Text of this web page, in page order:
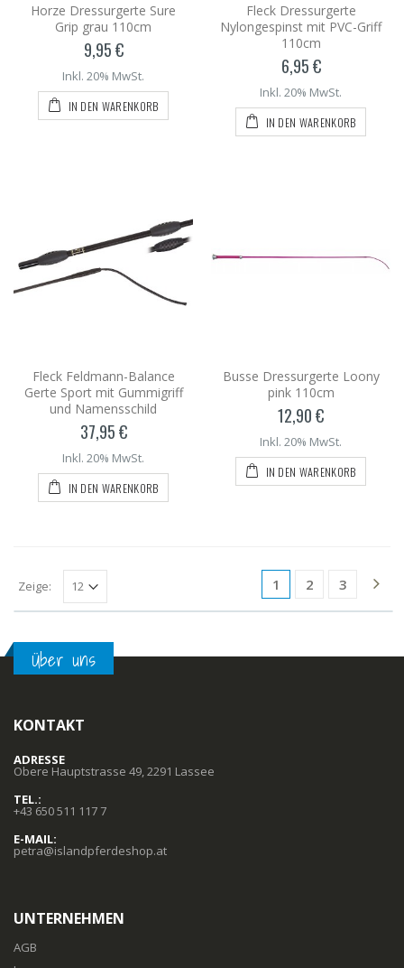
Horze Dressurgerte Sure
Grip grau 110cm
9,95 €
Inkl. 20% MwSt.
IN DEN WARENKORB
Fleck Dressurgerte
Nylongespinst mit PVC-Griff
110cm
6,95 €
Inkl. 20% MwSt.
IN DEN WARENKORB
Fleck Feldmann-Balance
Gerte Sport mit Gummigriff
und Namensschild
37,95 €
Inkl. 20% MwSt.
IN DEN WARENKORB
Busse Dressurgerte Loony
pink 110cm
12,90 €
Inkl. 20% MwSt.
IN DEN WARENKORB
1 2 3
Zeige:
Über uns
KONTAKT
ADRESSE
Obere Hauptstrasse 49, 2291 Lassee
TEL.:
+43 650 511 117 7
E-MAIL:
petra@islandpferdeshop.at
UNTERNEHMEN
AGB